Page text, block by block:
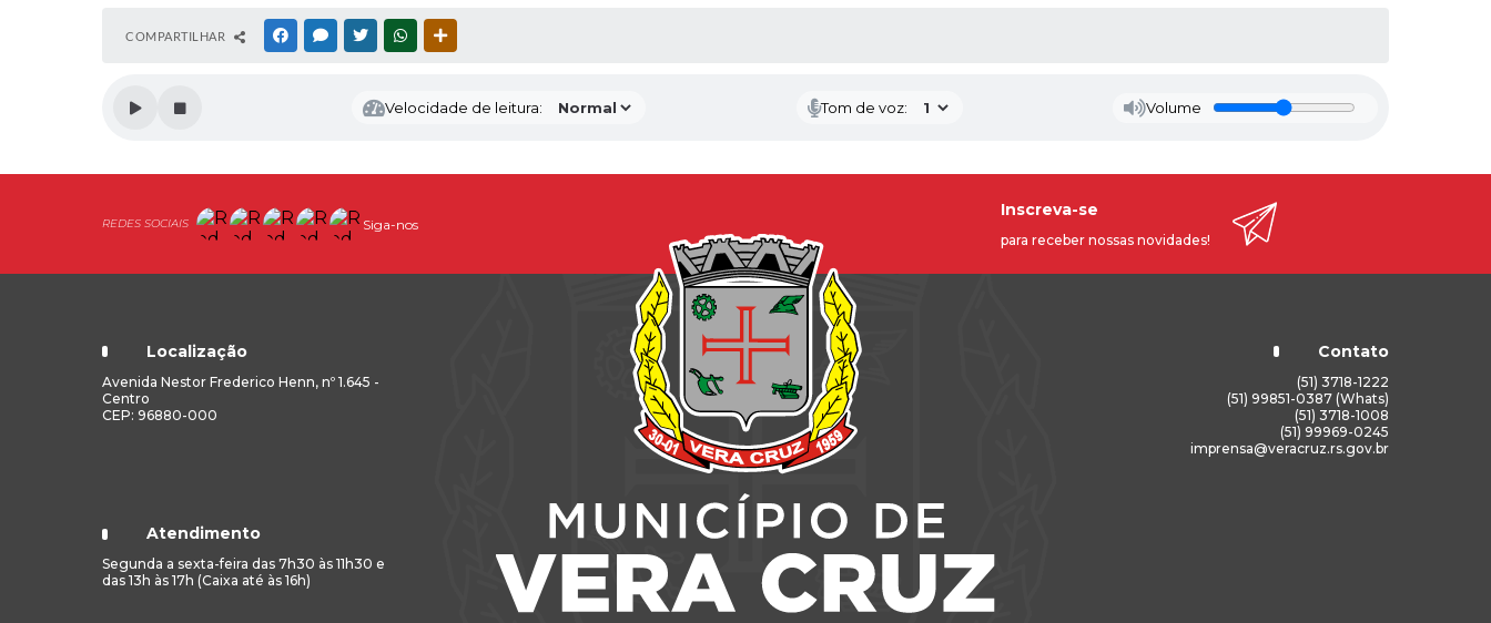
COMPARTILHAR FACEBOOKMESSENGER
TWITTERWHATSAPP
Velocidade de leitura: Tom de voz: Volume
Siga-nos
Localização
Avenida Nestor Frederico Henn, nº 1.645 -
Centro
CEP: 96880-000
Contato
(51) 3718-1222
(51) 99851-0387 (Whats)
(51) 3718-1008
(51) 99969-0245
imprensa@veracruz.rs.gov.br
Atendimento
Segunda a sexta-feira das 7h30 às 11h30 e
das 13h às 17h (Caixa até às 16h)
Inscreva-se
para receber nossas novidades!